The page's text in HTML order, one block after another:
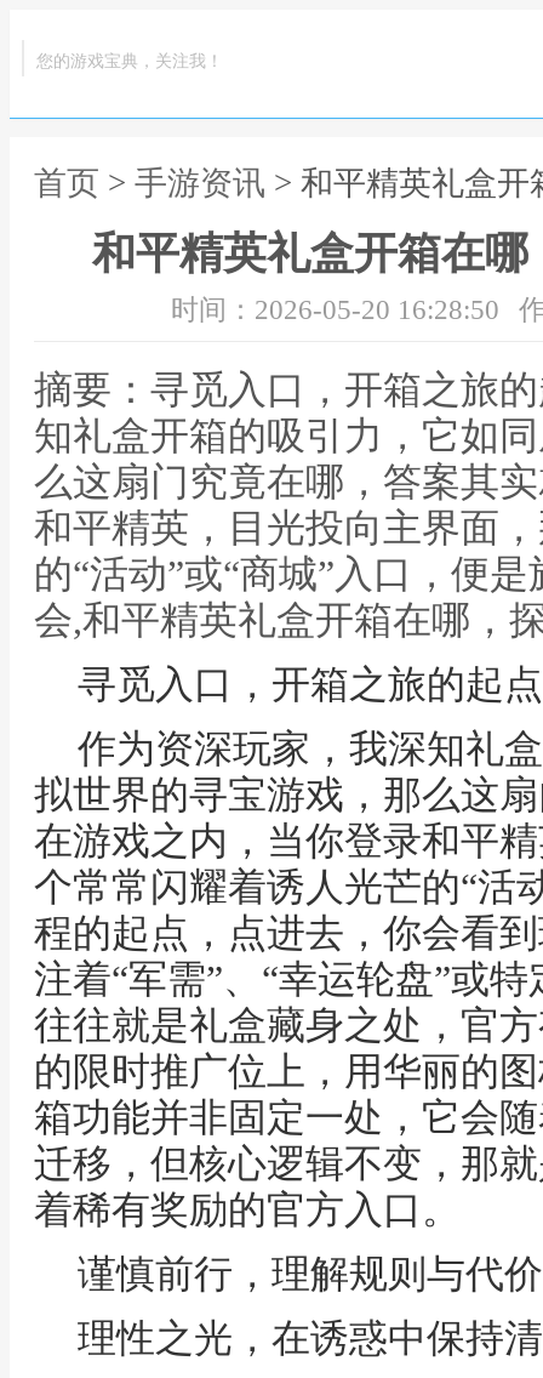
您的游戏宝典，关注我！
首页 > 手游资讯 > 和平精英礼盒
和平精英礼盒开箱在
时间：2026-05-20 16:28:50
摘要：寻觅入口，开箱之旅
知礼盒开箱的吸引力，它如
么这扇门究竟在哪，答案其
和平精英，目光投向主界面
的“活动”或“商城”入口，便
会,和平精英礼盒开箱在哪，
寻觅入口，开箱之旅的起点
作为资深玩家，我深知礼
拟世界的寻宝游戏，那么这
在游戏之内，当你登录和平
个常常闪耀着诱人光芒的“活
程的起点，点进去，你会看
注着“军需”、“幸运轮盘”或
往往就是礼盒藏身之处，官
的限时推广位上，用华丽的
箱功能并非固定一处，它会
迁移，但核心逻辑不变，那
着稀有奖励的官方入口。
谨慎前行，理解规则与代价
理性之光，在诱惑中保持